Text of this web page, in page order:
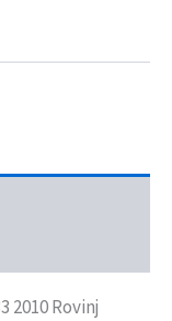
2010 Rovinj